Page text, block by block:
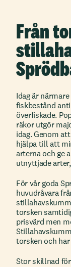
Från
Idag är
fiskbestånd
överfiskade.
räkor utgör
idag. Genom
hjälpa till att
arterna och ge
utnyttjade
För vår goda
huvudråvara
torsken
prisvärd men
torsken och
Stor skillnad